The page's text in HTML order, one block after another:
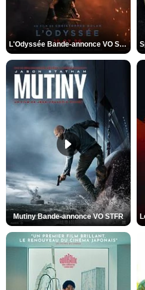
L'Odyssée Bande-annonce VO STFR
Mutiny Bande-annonce VO STFR